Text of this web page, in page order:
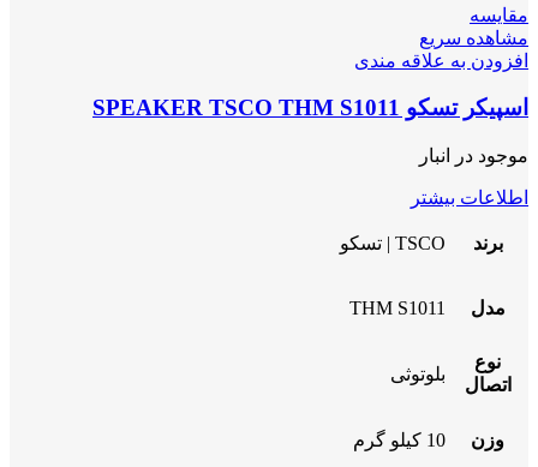
مقایسه
مشاهده سریع
افزودن به علاقه مندی
اسپیکر تسکو SPEAKER TSCO THM S1011
موجود در انبار
اطلاعات بیشتر
برند TSCO | تسکو
مدل THM S1011
نوع
اتصال
بلوتوثی
وزن 10 کیلو گرم